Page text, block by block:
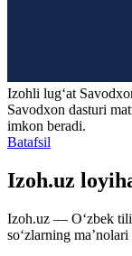
Izohli lugʻat
Savodxon dasturi
imkon beradi.
Batafsil
Izoh.uz
Izoh.uz — O‘zbek
so‘zlarning